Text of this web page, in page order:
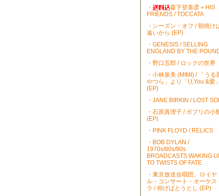
・
森下登喜彦＋HIS
FRIENDS / TOCCATA
・シーズン・オフ / 朝焼け
遠いから (EP)
・GENESIS / SELLING
ENGLAND BY THE
・野口五郎 / ロックの世界
・小林泉美 (MIMI) / 「うる
やつら」より「I,I,You &愛」
(EP)
・JANE BIRKIN / LOST
・石原真理子 / ポプリの小
(EP)
・PINK FLOYD / RELICS
・BOB DYLAN /
1970s/80s/90s
BROADCASTS WAKING
TO TWISTS OF FATE
・東京放送合唱団、ロイヤ
ル・コンサート・オーケス
ラ / 仰げばとうとし (EP)